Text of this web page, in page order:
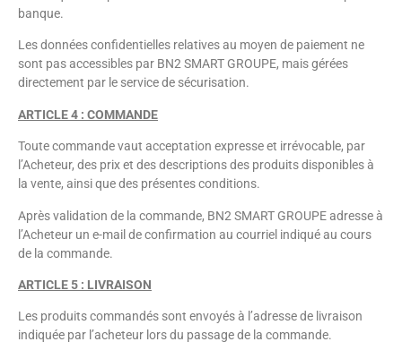
banque.
Les données confidentielles relatives au moyen de paiement ne
sont pas accessibles par BN2 SMART GROUPE, mais gérées
directement par le service de sécurisation.
ARTICLE 4 : COMMANDE
Toute commande vaut acceptation expresse et irrévocable, par
l’Acheteur, des prix et des descriptions des produits disponibles à
la vente, ainsi que des présentes conditions.
Après validation de la commande, BN2 SMART GROUPE adresse à
l’Acheteur un e-mail de confirmation au courriel indiqué au cours
de la commande.
ARTICLE 5 : LIVRAISON
Les produits commandés sont envoyés à l’adresse de livraison
indiquée par l’acheteur lors du passage de la commande.